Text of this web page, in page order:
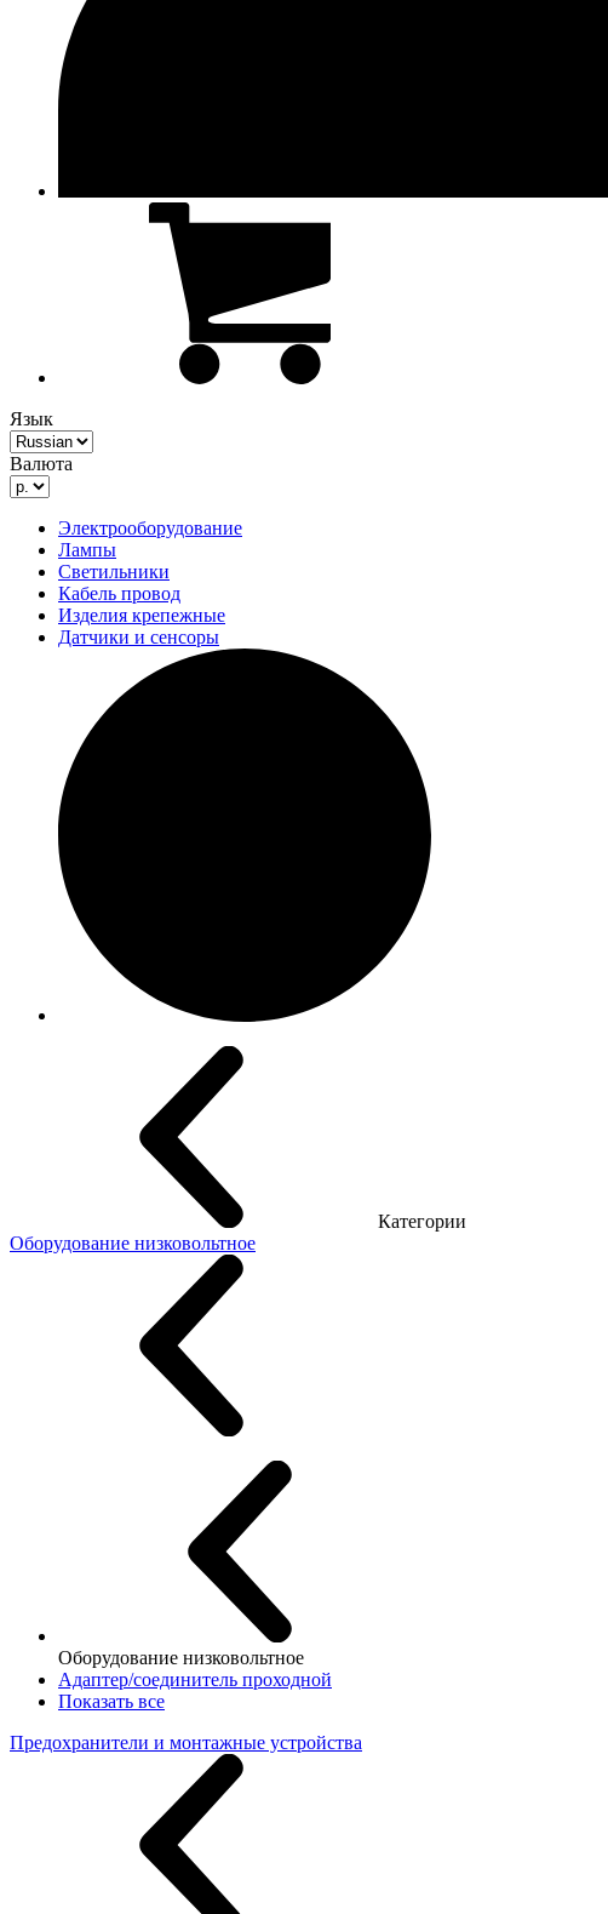
Язык
Валюта
Электрооборудование
Лампы
Светильники
Кабель провод
Изделия крепежные
Датчики и сенсоры
Категории
Оборудование низковольтное
Оборудование низковольтное
Адаптер/соединитель проходной
Показать все
Предохранители и монтажные устройства